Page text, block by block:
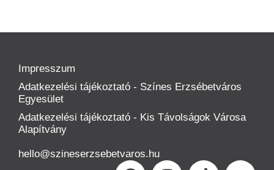
Impresszum
Adatkezelési tájékoztató - Színes Erzsébetváros
Egyesület
Adatkezelési tájékoztató - Kis Távolságok Városa
Alapítvány
hello@szineserzsebetvaros.hu